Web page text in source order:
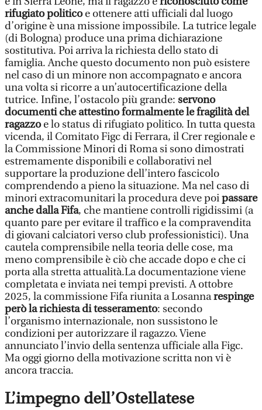
rifugiato politicoe ottenere atti ufficiali dal luogo
d’origine è una missione impossibile. La tutrice legale
(di Bologna) produce una prima dichiarazione
sostitutiva. Poi arriva la richiesta dello stato di
famiglia. Anche questo documento non può esistere
nel caso di un minore non accompagnato e ancora
una volta si ricorre a un’autocertificazione della
tutrice. Infine, l’ostacolo più grande: servono
documenti che attestino formalmente le fragilità del
ragazzoe lo status di rifugiato politico. In tutta questa
vicenda, il Comitato Figc di Ferrara, il Crer regionale e
la Commissione Minori di Roma si sono dimostrati
estremamente disponibili e collaborativi nel
supportare la produzione dell’intero fascicolo
comprendendo a pieno la situazione. Ma nel caso di
minori extracomunitari la procedura deve poipassare
anche dalla Fifa, che mantiene controlli rigidissimi (a
quanto pare per evitare il traffico e la compravendita
di giovani calciatori verso club professionistici). Una
cautela comprensibile nella teoria delle cose, ma
meno comprensibile è ciò che accade dopo e che ci
porta alla stretta attualità.La documentazione viene
completata e inviata nei tempi previsti. A ottobre
2025, la commissione Fifa riunita a Losannarespinge
però la richiesta di tesseramento: secondo
l’organismo internazionale, non sussistono le
condizioni per autorizzare il ragazzo. Viene
annunciato l’invio della sentenza ufficiale alla Figc.
Ma oggi giorno della motivazione scritta non vi è
ancora traccia.
L’impegno dell’Ostellatese